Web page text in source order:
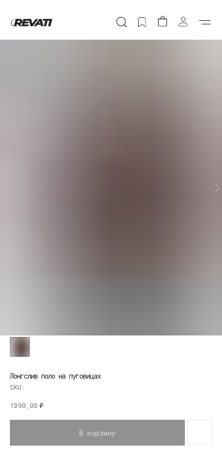
Лонгслив поло на пуговицах
SKU:
1390,00 ₽
В корзину